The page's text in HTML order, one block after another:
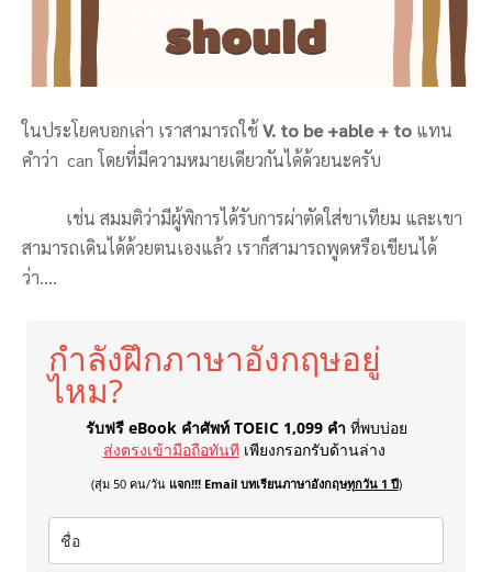
ในประโยคบอกเล่า เราสามารถใช้V. to be +able + to แทน
คำว่า can โดยที่มีความหมายเดียวกันได้ด้วยนะครับ
เช่น สมมติว่ามีผู้พิการได้รับการผ่าตัดใส่ขาเทียม และเขา
สามารถเดินได้ด้วยตนเองแล้ว เราก็สามารถพูดหรือเขียนได้
ว่า….
กำลังฝึกภาษาอังกฤษอยู่
ไหม?
รับฟรี eBook คำศัพท์ TOEIC 1,099 คำ ที่พบบ่อย
ส่งตรงเข้ามือถือทันที เพียงกรอกรับด้านล่าง
(สุ่ม 50 คน/วัน แจก!!! Email บทเรียนภาษาอังกฤษทุกวัน 1 ปี)